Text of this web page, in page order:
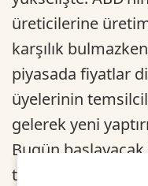
üreticilerine
karşılık
piyasada fiyatlar
üyelerinin
gelerek yeni
Bugün başlayacak
toplantısında da